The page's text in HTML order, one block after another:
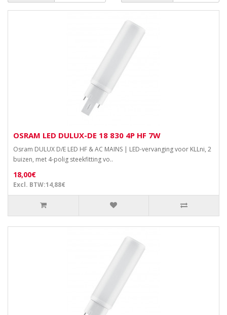
OSRAM LED DULUX-DE 18 830 4P HF 7W
Osram DULUX D/E LED HF & AC MAINS | LED-vervanging voor KLLni, 2
buizen, met 4-polig steekfitting vo..
18,00€
Excl. BTW:14,88€